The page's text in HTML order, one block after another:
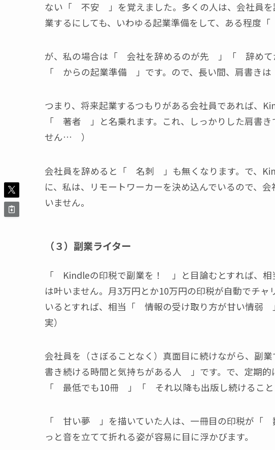
ない「 不安 」を覚えました。多くの人は、会社員
業するにしても、いわゆる起業準備をして、ある程度
が、私の場合は「 会社を辞めるのが先 」「 辞めて
「 からの起業準備 」です。ので、長い間、肩書き
つまり、将来起業するつもりがある会社員であれば
「 著者 」と名乗れます。これ、しっかりした肩書
せん… ）
会社員を辞めると「 名刺 」も無くなります。で、
に、私は、リモートワーカーを決め込んでいるので、
いません。
（３）副業ライター
「 Kindleの印税で副業を！ 」と目論むとすれば、
は叶いません。月3万円とか10万円の印税が自動でチャ
いるとすれば、相当「 情報の受け取り方が甘い情弱
実）
会社員を（さぼることなく）真面目に続けながら、副
書き続ける時間と気持ちがある人 」です。で、定期
「 最低でも10冊 」「 それ以降も出版し続けること
「 甘い夢 」を描いていた人は、一冊目の印税が「
っと音を立てて折れる姿が容易に目に浮かびます。